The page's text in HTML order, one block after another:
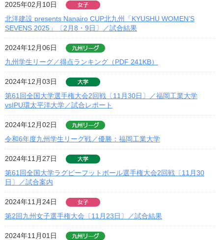
2025年02月10日
北洋建設 presents Nanairo CUP北九州「KYUSHU WOMEN’S
SEVENS 2025」〔2月8・9日〕／試合結果
2024年12月06日
九州学生リーグ／得点ランキング（PDF 241KB）
2024年12月03日
第61回全国大学選手権大会2回戦〔11月30日〕／福岡工業大学
vsIPU環太平洋大学／試合レポート
2024年12月02日
令和6年度九州学生リーグ戦／優勝：福岡工業大学
2024年11月27日
第61回全国大学ラグビーフットボール選手権大会2回戦〔11月30
日〕／試合案内
2024年11月24日
第2回九州女子選手権大会〔11月23日〕／試合結果
2024年11月01日